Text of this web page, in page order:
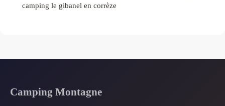
camping le gibanel en corrèze
Camping Montagne